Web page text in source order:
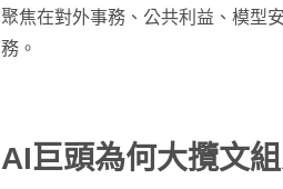
聚焦在對外事務、公共利益、模型
務。
AI巨頭為何大攬文